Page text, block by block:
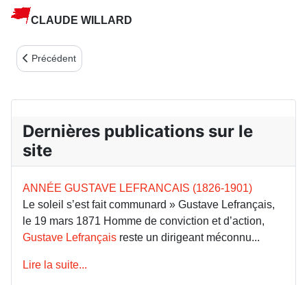
CLAUDE WILLARD
Article précédent : 140e anniversaire de la Commune - Sur la
Précédent
Dernières publications sur le
site
ANNÉE GUSTAVE LEFRANCAIS (1826-1901)
Le soleil s’est fait communard » Gustave Lefrançais,
le 19 mars 1871 Homme de conviction et d’action,
Gustave Lefrançais reste un dirigeant méconnu...
Lire la suite...